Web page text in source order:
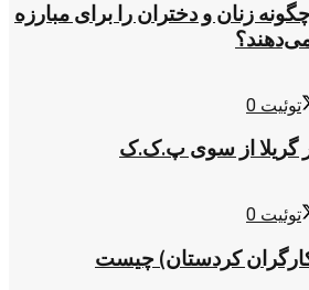
زنان و دختران را برای مبارزه
توئیت 0
گریلا از سوی پ.ک.ک
توئیت 0
کردستان) چیست